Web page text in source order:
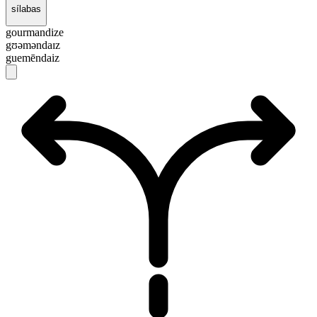
sílabas
gourmandize
gʊəməndaɪz
guemēndaiz